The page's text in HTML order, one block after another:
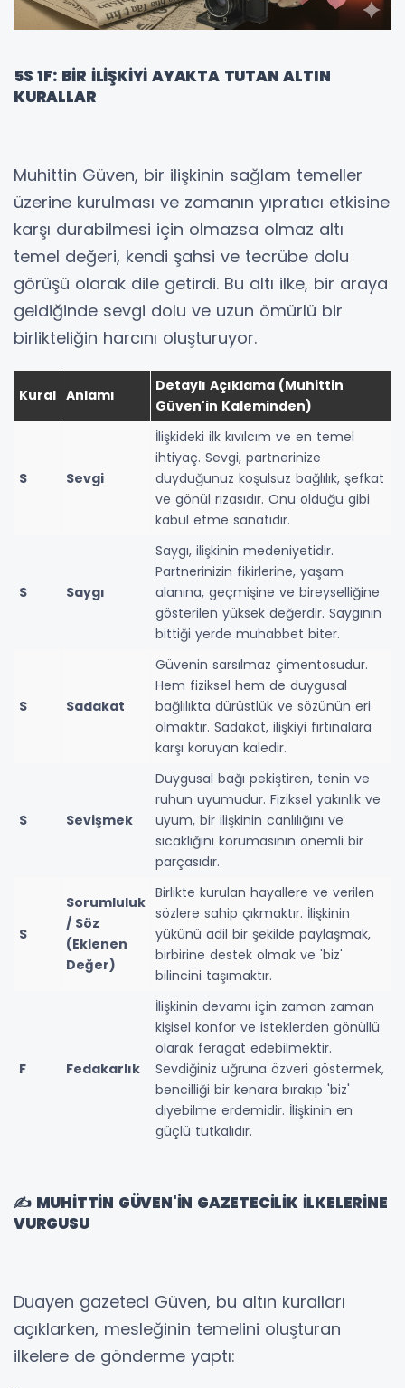
5S 1F: BİR İLİŞKİYİ AYAKTA TUTAN ALTIN
KURALLAR
Muhittin Güven, bir ilişkinin sağlam temeller
üzerine kurulması ve zamanın yıpratıcı etkisine
karşı durabilmesi için olmazsa olmaz altı
temel değeri, kendi şahsi ve tecrübe dolu
görüşü olarak dile getirdi. Bu altı ilke, bir araya
geldiğinde sevgi dolu ve uzun ömürlü bir
birlikteliğin harcını oluşturuyor.
Kural Anlamı
Detaylı Açıklama (Muhittin
Güven'in Kaleminden)
S Sevgi
İlişkideki ilk kıvılcım ve en temel
ihtiyaç. Sevgi, partnerinize
duyduğunuz koşulsuz bağlılık, şefkat
ve gönül rızasıdır. Onu olduğu gibi
kabul etme sanatıdır.
S Saygı
Saygı, ilişkinin medeniyetidir.
Partnerinizin fikirlerine, yaşam
alanına, geçmişine ve bireyselliğine
gösterilen yüksek değerdir. Saygının
bittiği yerde muhabbet biter.
S Sadakat
Güvenin sarsılmaz çimentosudur.
Hem fiziksel hem de duygusal
bağlılıkta dürüstlük ve sözünün eri
olmaktır. Sadakat, ilişkiyi fırtınalara
karşı koruyan kaledir.
S Sevişmek
Duygusal bağı pekiştiren, tenin ve
ruhun uyumudur. Fiziksel yakınlık ve
uyum, bir ilişkinin canlılığını ve
sıcaklığını korumasının önemli bir
parçasıdır.
S
Sorumluluk
/ Söz
(Eklenen
Değer)
Birlikte kurulan hayallere ve verilen
sözlere sahip çıkmaktır. İlişkinin
yükünü adil bir şekilde paylaşmak,
birbirine destek olmak ve 'biz'
bilincini taşımaktır.
F Fedakarlık
İlişkinin devamı için zaman zaman
kişisel konfor ve isteklerden gönüllü
olarak feragat edebilmektir.
Sevdiğiniz uğruna özveri göstermek,
bencilliği bir kenara bırakıp 'biz'
diyebilme erdemidir. İlişkinin en
güçlü tutkalıdır.
✍️ MUHİTTİN GÜVEN'İN GAZETECİLİK İLKELERİNE
VURGUSU
Duayen gazeteci Güven, bu altın kuralları
açıklarken, mesleğinin temelini oluşturan
ilkelere de gönderme yaptı: